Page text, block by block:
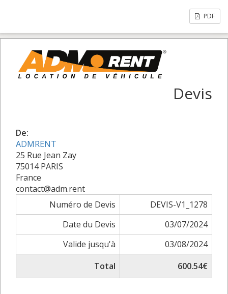
PDF
Devis
De:
ADMRENT
25 Rue Jean Zay
75014 PARIS
France
contact@adm.rent
Numéro de Devis
DEVIS-V1_1278
Date du Devis
03/07/2024
Valide jusqu'à
03/08/2024
Total
600.54€